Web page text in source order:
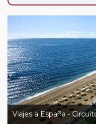
Viajes a España -